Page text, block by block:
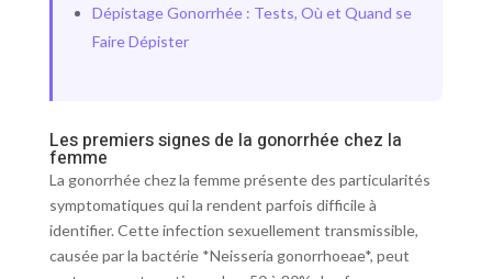
Dépistage Gonorrhée : Tests, Où et Quand se
Faire Dépister
Les premiers signes de la gonorrhée chez la
femme
La gonorrhée chez la femme présente des particularités
symptomatiques qui la rendent parfois difficile à
identifier. Cette infection sexuellement transmissible,
causée par la bactérie *Neisseria gonorrhoeae*, peut